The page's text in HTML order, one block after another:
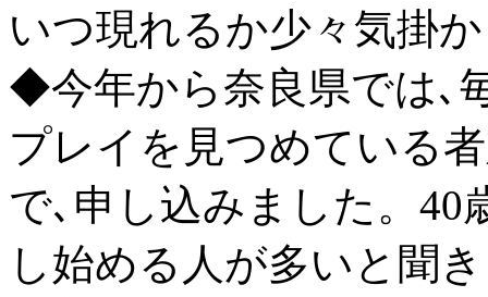
いつ現れるか少々気掛
◆今年から奈良県では､
プレイを見つめている
で､申し込みました。40
し始める人が多いと聞